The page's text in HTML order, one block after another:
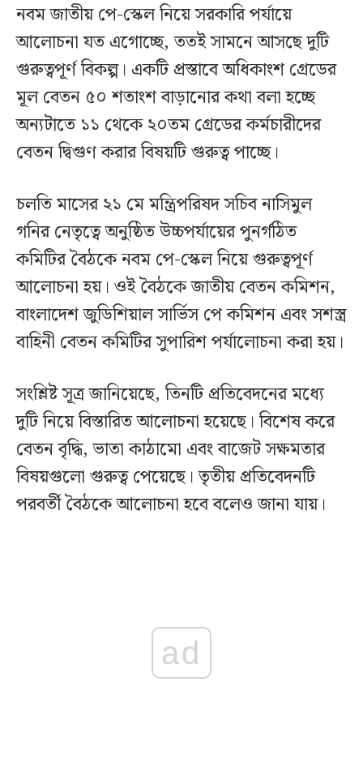
নবম জাতীয় পে-স্কেল নিয়ে সরকারি পর্যায়ে
আলোচনা যত এগোচ্ছে, ততই সামনে আসছে দুটি
গুরুত্বপূর্ণ বিকল্প। একটি প্রস্তাবে অধিকাংশ গ্রেডের
মূল বেতন ৫০ শতাংশ বাড়ানোর কথা বলা হচ্ছে
অন্যটাতে ১১ থেকে ২০তম গ্রেডের কর্মচারীদের
বেতন দ্বিগুণ করার বিষয়টি গুরুত্ব পাচ্ছে।
চলতি মাসের ২১ মে মন্ত্রিপরিষদ সচিব নাসিমুল
গনির নেতৃত্বে অনুষ্ঠিত উচ্চপর্যায়ের পুনর্গঠিত
কমিটির বৈঠকে নবম পে-স্কেল নিয়ে গুরুত্বপূর্ণ
আলোচনা হয়। ওই বৈঠকে জাতীয় বেতন কমিশন,
বাংলাদেশ জুডিশিয়াল সার্ভিস পে কমিশন এবং সশস্ত্র
বাহিনী বেতন কমিটির সুপারিশ পর্যালোচনা করা হয়।
সংশ্লিষ্ট সূত্র জানিয়েছে, তিনটি প্রতিবেদনের মধ্যে
দুটি নিয়ে বিস্তারিত আলোচনা হয়েছে। বিশেষ করে
বেতন বৃদ্ধি, ভাতা কাঠামো এবং বাজেট সক্ষমতার
বিষয়গুলো গুরুত্ব পেয়েছে। তৃতীয় প্রতিবেদনটি
পরবর্তী বৈঠকে আলোচনা হবে বলেও জানা যায়।
ad